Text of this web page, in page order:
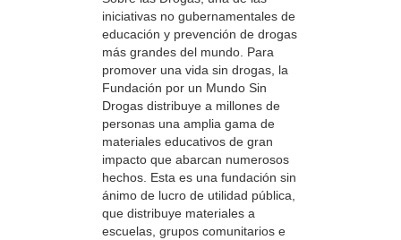
iniciativas no gubernamentales de
educación y prevención de drogas
más grandes del mundo. Para
promover una vida sin drogas, la
Fundación por un Mundo Sin
Drogas distribuye a millones de
personas una amplia gama de
materiales educativos de gran
impacto que abarcan numerosos
hechos. Esta es una fundación sin
ánimo de lucro de utilidad pública,
que distribuye materiales a
escuelas, grupos comunitarios e